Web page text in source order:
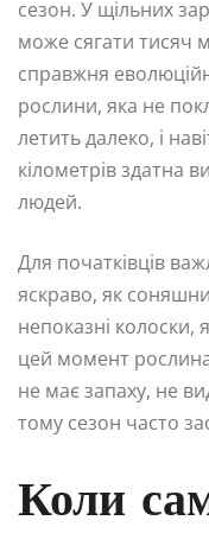
сезон. У щільних
може сягати тисяч
справжня
рослини, яка не
летить далеко, і
кілометрів здатна
людей.
Для початківців
яскраво, як
непоказні колоски,
цей момент
не має запаху, не
тому сезон часто
Коли